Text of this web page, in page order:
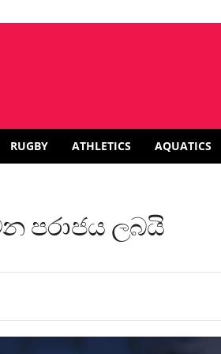
RUGBY ATHLETICS AQUATICS
පරාජය ලබයි